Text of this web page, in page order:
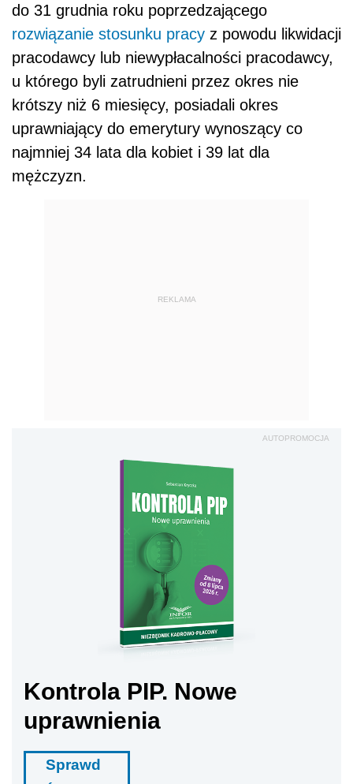
do 31 grudnia roku poprzedzającego
rozwiązanie stosunku pracy z powodu likwidacji
pracodawcy lub niewypłacalności pracodawcy,
u którego byli zatrudnieni przez okres nie
krótszy niż 6 miesięcy, posiadali okres
uprawniający do emerytury wynoszący co
najmniej 34 lata dla kobiet i 39 lat dla
mężczyzn.
REKLAMA
AUTOPROMOCJA
Kontrola PIP. Nowe
uprawnienia
Sprawd